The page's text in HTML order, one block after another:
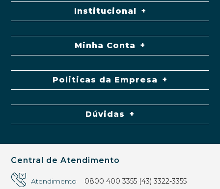
Institucional
Minha Conta
Politicas da Empresa
Dúvidas
Central de Atendimento
Atendimento 0800 400 3355 (43) 3322-3355